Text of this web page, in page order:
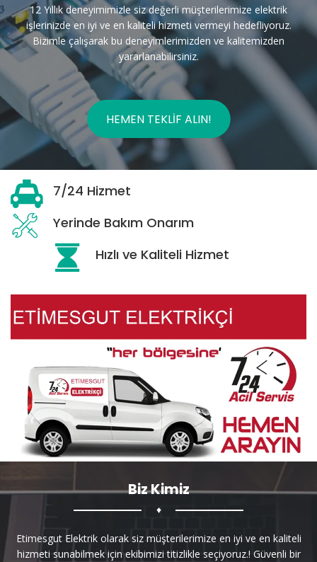
12 Yıllık deneyimimizle siz değerli müşterilerimize elektrik
işlerinizde en iyi ve en kaliteli hizmeti vermeyi hedefliyoruz.
Bizimle çalışarak bu deneyimlerimizden ve kalitemizden
yararlanabilirsiniz.
HEMEN TEKLIF ALIN!
7/24 Hizmet
Yerinde Bakım Onarım
Hızlı ve Kaliteli Hizmet
Biz Kimiz
♦
Etimesgut Elektrik olarak siz müşterilerimize en iyi ve en kaliteli
hizmeti sunabilmek için ekibimizi titizlikle seçiyoruz.! Güvenli bir